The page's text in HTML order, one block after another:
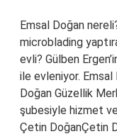
Emsal Doğan
microblading
evli? Gülben
ile evleniyor. Emsal
Doğan Güzellik
şubesiyle hizmet
Çetin DoğanÇetin